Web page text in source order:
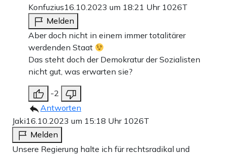
Konfuzius16.10.2023 um 18:21 Uhr 1026T
Melden
Aber doch nicht in einem immer totalitärer
werdenden Staat
Das steht doch der Demokratur der Sozialisten
nicht gut, was erwarten sie?
-2
Antworten
Jaki16.10.2023 um 15:18 Uhr 1026T
Melden
Unsere Regierung halte ich für rechtsradikal und